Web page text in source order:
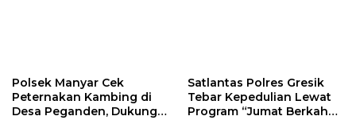
Polsek Manyar Cek
Peternakan Kambing di
Desa Peganden, Dukung
Satlantas Polres Gresik
Tebar Kepedulian Lewat
Program “Jumat Berkah